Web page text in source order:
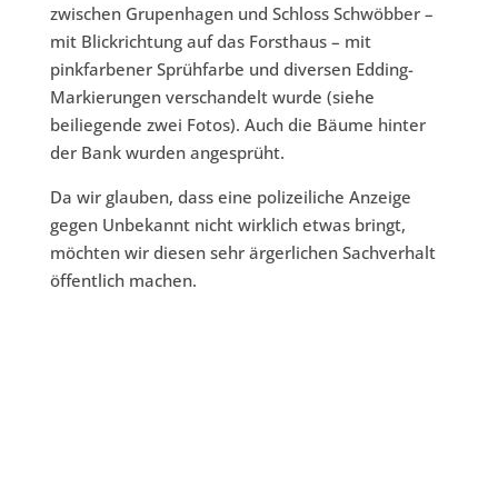
zwischen Grupenhagen und Schloss Schwöbber –
mit Blickrichtung auf das Forsthaus – mit
pinkfarbener Sprühfarbe und diversen Edding-
Markierungen verschandelt wurde (siehe
beiliegende zwei Fotos). Auch die Bäume hinter
der Bank wurden angesprüht.
Da wir glauben, dass eine polizeiliche Anzeige
gegen Unbekannt nicht wirklich etwas bringt,
möchten wir diesen sehr ärgerlichen Sachverhalt
öffentlich machen.